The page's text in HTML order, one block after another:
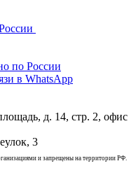
по России
в WhatsApp
д. 14, стр. 2, офис
3
и запрещены на территории РФ.